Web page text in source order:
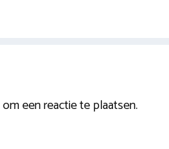
om een reactie te plaatsen.